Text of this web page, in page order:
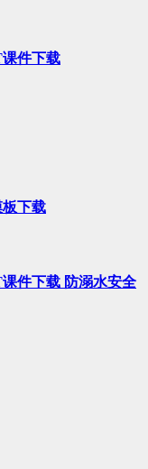
件下载
下载
件下载 防溺水安全